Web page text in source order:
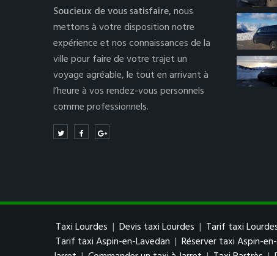
Soucieux de vous satisfaire,nous
mettons à votre disposition notre
expérience et nos connaissances de la
ville pour faire de votre trajet un
voyage agréable, le tout en arrivant à
l’heure à vos rendez-vous personnels
comme professionnels.
Taxi Lourdes | Devis taxi Lourdes | Tarif taxi
Tarif taxi Aspin-en-Lavedan | Réserver taxi Aspin-